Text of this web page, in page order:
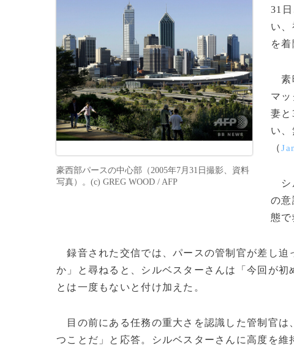
豪西部パースの中心部（2005年7月31日撮影、資料
写真）。(c) GREG WOOD / AFP
31
い
を
素
マ
妻と
い、
（
シ
の意
態で
録音された交信では、パースの管制官が差し迫
か」と尋ねると、シルベスターさんは「今回が
とは一度もないと付け加えた。
目の前にある任務の重大さを認識した管制官は
つことだ」と応答。シルベスターさんに高度を